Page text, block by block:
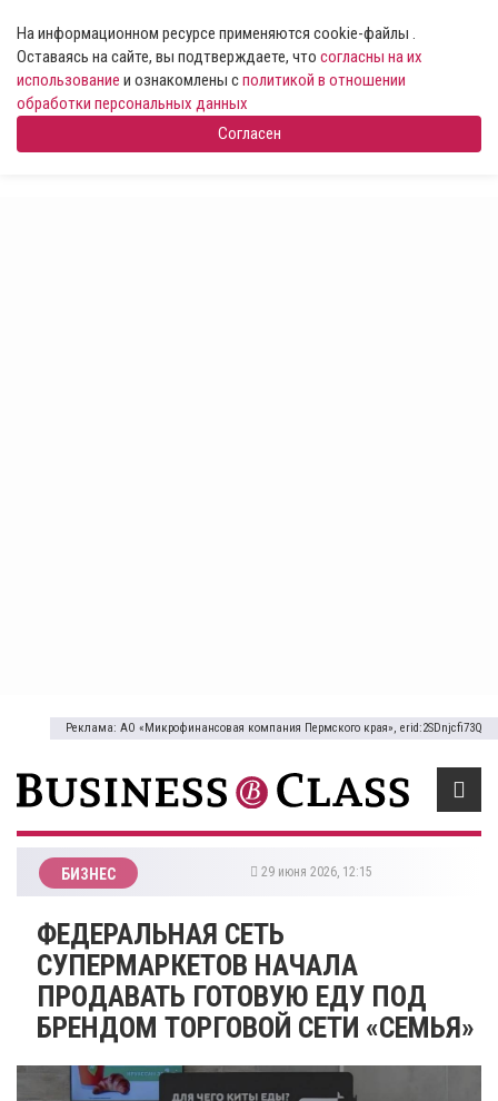
На информационном ресурсе применяются cookie-файлы .
Оставаясь на сайте, вы подтверждаете, что согласны на их
использование и ознакомлены сполитикой в отношении
обработки персональных данных
Согласен
Реклама: АО «Микрофинансовая компания Пермского края», erid:2SDnjcfi73Q
БИЗНЕС 29 июня 2026, 12:15
ФЕДЕРАЛЬНАЯ СЕТЬ
СУПЕРМАРКЕТОВ НАЧАЛА
ПРОДАВАТЬ ГОТОВУЮ ЕДУ ПОД
БРЕНДОМ ТОРГОВОЙ СЕТИ «СЕМЬЯ»